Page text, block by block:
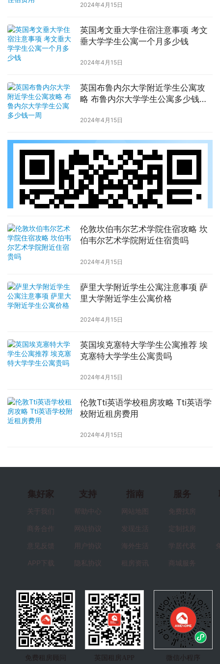
2024年4月15日
英国考文垂大学住宿注意事项 考文
垂大学学生公寓一个月多少钱
2024年4月15日
英国布鲁内尔大学附近学生公寓攻
略 布鲁内尔大学学生公寓多少钱一
2024年4月15日
伦敦坎伯韦尔艺术学院住宿攻略 坎
伯韦尔艺术学院附近住宿贵吗
2024年4月15日
萨里大学附近学生公寓注意事项 萨
里大学附近学生公寓价格
2024年4月15日
英国埃克塞特大学学生公寓推荐 埃
克塞特大学学生公寓贵吗
2024年4月15日
伦敦Tti英语学校租房攻略 Tti英语学
校附近租房费用
2024年4月15日
集好家
关于我们
商务合作
意见反馈
APP下载
支持
帮助中心
网站协议
用户协议
隐私协议
指南
网站地图
发现生活
海外生活
租房资讯
服务
免费找房
定制找房
学居代表
商城服务
免费租房顾问 英国租房APP
微信小程序